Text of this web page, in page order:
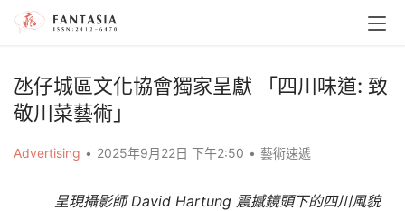
氹仔城區文化協會獨家呈獻 「四川味道: 致
敬川菜藝術」
Advertising • 2025年9月22日 下午2:50 • 藝術速遞
呈現攝影師 David Hartung 震撼鏡頭下的四川風貌